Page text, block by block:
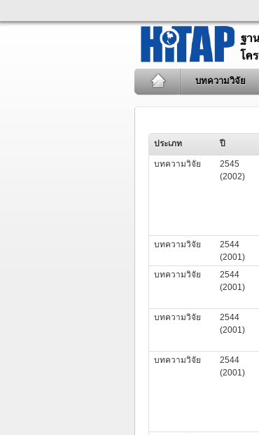
บทความวิจัย
ประเภท ปี
บทความวิจัย
2545
(2002)
บทความวิจัย
2544
(2001)
บทความวิจัย
2544
(2001)
บทความวิจัย
2544
(2001)
บทความวิจัย
2544
(2001)